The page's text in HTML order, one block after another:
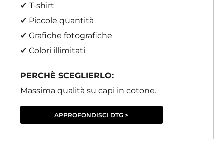
✔ T-shirt
✔ Piccole quantità
✔ Grafiche fotografiche
✔ Colori illimitati
PERCHÈ SCEGLIERLO:
Massima qualità su capi in cotone.
APPROFONDISCI DTG >